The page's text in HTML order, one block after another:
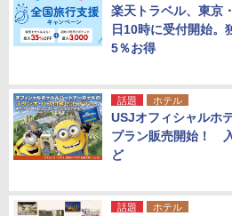
楽天トラベル、東京
日10時に受付開始。
5％お得
話題 ホテル
USJオフィシャルホ
プラン販売開始！
ど
話題 ホテル